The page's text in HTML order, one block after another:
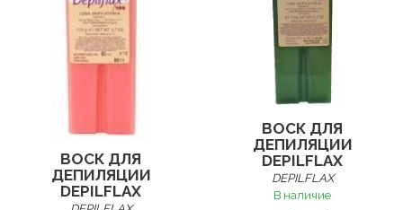
ВОСК ДЛЯ
ДЕПИЛЯЦИИ
DEPILFLAX
ВОСК ДЛЯ
ДЕПИЛЯЦИИ
DEPILFLAX
DEPILFLAX
В наличие